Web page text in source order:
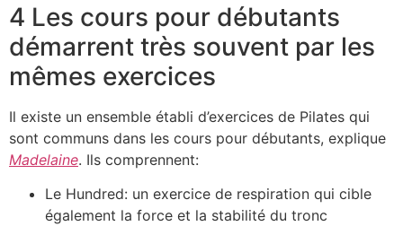
4 Les cours pour débutants
démarrent très souvent par les
mêmes exercices
Il existe un ensemble établi d’exercices de Pilates qui
sont communs dans les cours pour débutants, explique
Madelaine. Ils comprennent:
Le Hundred: un exercice de respiration qui cible
également la force et la stabilité du tronc